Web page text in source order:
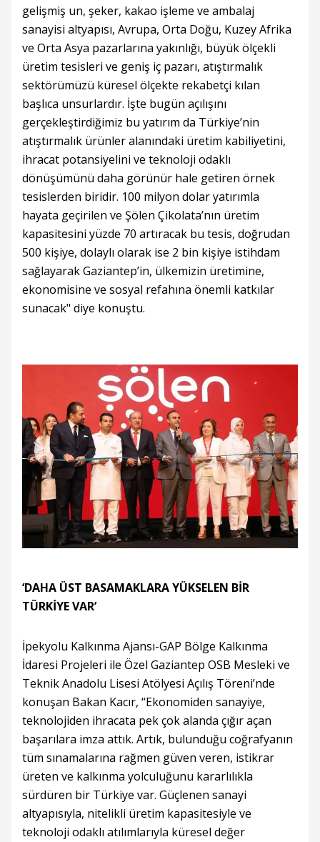
gelişmiş un, şeker, kakao işleme ve ambalaj
sanayisi altyapısı, Avrupa, Orta Doğu, Kuzey Afrika
ve Orta Asya pazarlarına yakınlığı, büyük ölçekli
üretim tesisleri ve geniş iç pazarı, atıştırmalık
sektörümüzü küresel ölçekte rekabetçi kılan
başlıca unsurlardır. İşte bugün açılışını
gerçekleştirdiğimiz bu yatırım da Türkiye’nin
atıştırmalık ürünler alanındaki üretim kabiliyetini,
ihracat potansiyelini ve teknoloji odaklı
dönüşümünü daha görünür hale getiren örnek
tesislerden biridir. 100 milyon dolar yatırımla
hayata geçirilen ve Şölen Çikolata’nın üretim
kapasitesini yüzde 70 artıracak bu tesis, doğrudan
500 kişiye, dolaylı olarak ise 2 bin kişiye istihdam
sağlayarak Gaziantep’in, ülkemizin üretimine,
ekonomisine ve sosyal refahına önemli katkılar
sunacak" diye konuştu.
‘DAHA ÜST BASAMAKLARA YÜKSELEN BİR
TÜRKİYE VAR’
İpekyolu Kalkınma Ajansı-GAP Bölge Kalkınma
İdaresi Projeleri ile Özel Gaziantep OSB Mesleki ve
Teknik Anadolu Lisesi Atölyesi Açılış Töreni’nde
konuşan Bakan Kacır, “Ekonomiden sanayiye,
teknolojiden ihracata pek çok alanda çığır açan
başarılara imza attık. Artık, bulunduğu coğrafyanın
tüm sınamalarına rağmen güven veren, istikrar
üreten ve kalkınma yolculuğunu kararlılıkla
sürdüren bir Türkiye var. Güçlenen sanayi
altyapısıyla, nitelikli üretim kapasitesiyle ve
teknoloji odaklı atılımlarıyla küresel değer